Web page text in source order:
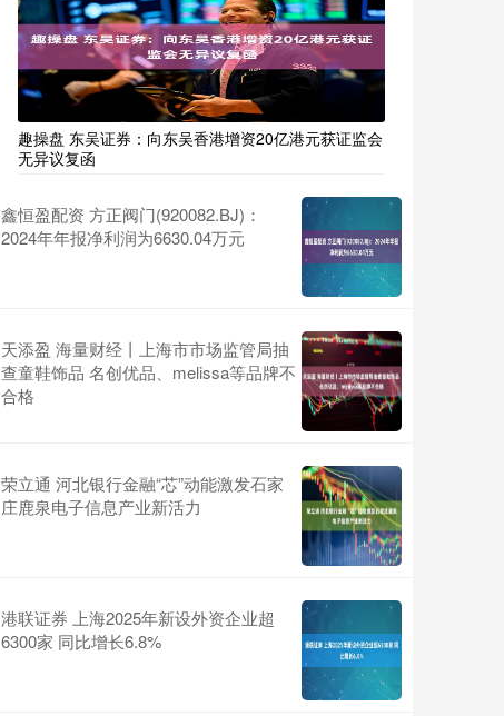
趣操盘 东吴证券：向东吴香港增资20亿港元获证监会
无异议复函
鑫恒盈配资 方正阀门(920082.BJ)：
2024年年报净利润为6630.04万元
天添盈 海量财经丨上海市市场监管局抽
查童鞋饰品 名创优品、melissa等品牌不
合格
荣立通 河北银行金融“芯”动能激发石家
庄鹿泉电子信息产业新活力
港联证券 上海2025年新设外资企业超
6300家 同比增长6.8%